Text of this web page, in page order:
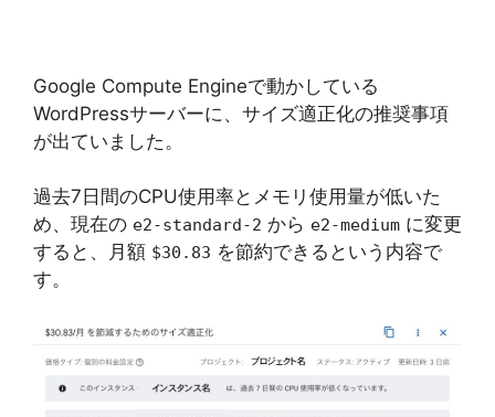
Google Compute Engineで動かしている
WordPressサーバーに、サイズ適正化の推奨事項
が出ていました。
過去7日間のCPU使用率とメモリ使用量が低いた
め、現在の e2-standard-2 から e2-medium に変更
すると、月額 $30.83 を節約できるという内容で
す。